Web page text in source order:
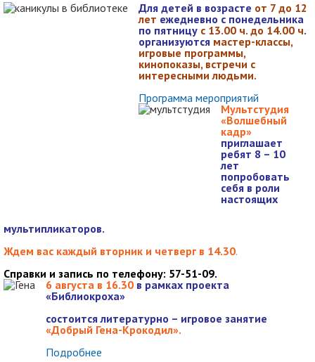
Для детей в возрасте от 7 до 12
лет ежедневно с понедельника
по пятницу с 13.00 ч. до 14.00 ч.
организуются мастер-классы,
игровые программы,
кинопоказы, встречи с
интересными людьми.
Программа мероприятий
Мультстудия
«Волшебный
кадр»
приглашает
ребят 8 – 10
лет
попробовать
себя в роли
настоящих
мультипликаторов.
Ждем вас каждый вторник и четверг в 14.30.
Справки и запись по телефону: 57-51-09.
6 августа в 16.30 в рамках проекта
«Библиокроха»
состоитсялитературно – игровое занятие
«Добрый Гена-Крокодил».
Подробнее